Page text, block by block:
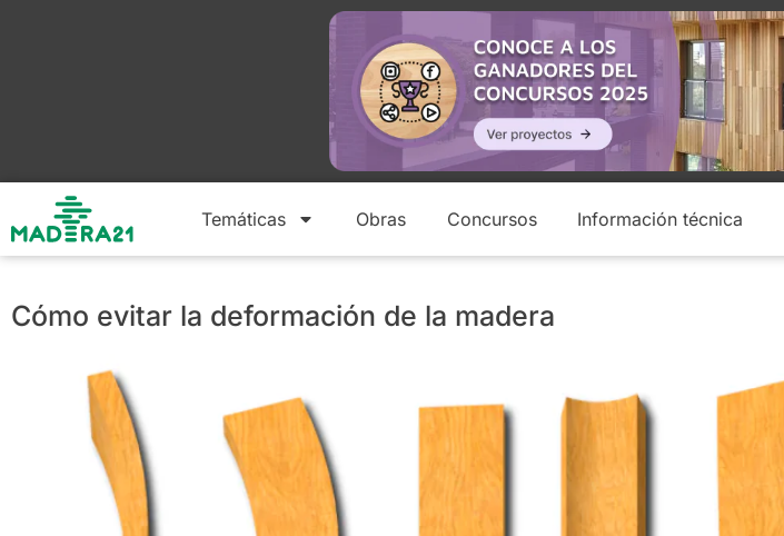
Temáticas Obras Concursos Información técnica
Cómo evitar la deformación de la madera